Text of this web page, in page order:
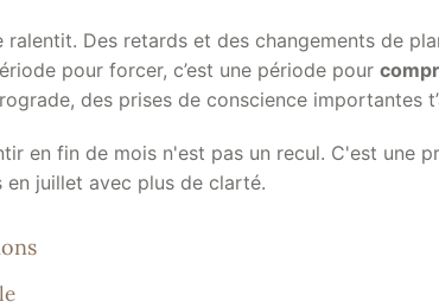
ralentit. Des retards et des changements de
pour forcer, c’est une période pour
des prises de conscience importantes
en fin de mois n'est pas un recul. C'est une
juillet avec plus de clarté.